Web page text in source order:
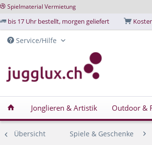
Spielmaterial Vermietung
bis 17 Uhr bestellt, morgen geliefert
Service/Hilfe
Jonglieren & Artistik Outdoor &
Übersicht Spiele & Geschenke